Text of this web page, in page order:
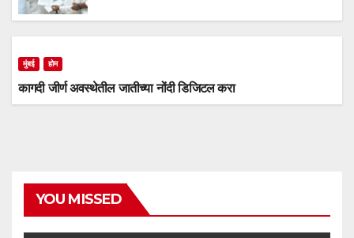
मुंबई होम
कागदी जीर्ण अवस्थेतील जातीच्या नोंदी डिजिटल करा
YOU MISSED